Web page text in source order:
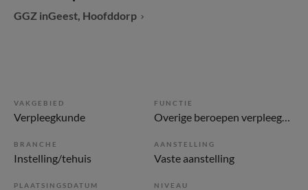
GGZ inGeest, Hoofddorp
VAKGEBIED
Verpleegkunde
FUNCTIE
Overige beroepen verpleegkunde
BRANCHE
Instelling/tehuis
AANSTELLING
Vaste aanstelling
PLAATSINGSDATUM NIVEAU